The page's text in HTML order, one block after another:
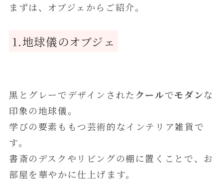
まずは、オブジェからご紹介。
1.地球儀のオブジェ
黒とグレーでデザインされた クールでモダンな
印象の地球儀。
学びの要素ももつ芸術的なインテリア雑貨で
す。
書斎のデスクやリビングの棚に置くことで、お
部屋を華やかに仕上げます。